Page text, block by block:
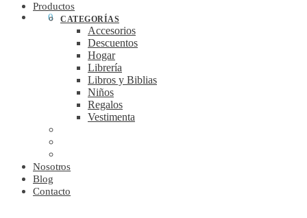
0
Productos
CATEGORÍAS
Accesorios
Descuentos
Hogar
Librería
Libros y Biblias
Niños
Regalos
Vestimenta
Nosotros
Blog
Contacto